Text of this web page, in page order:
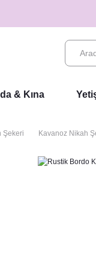
& Kına
Şekeri Kavanoz Nikah